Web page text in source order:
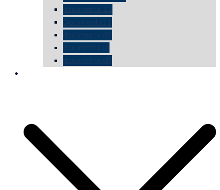
documenta 12
Documenta11
documenta dX
documenta IX
documenta d8